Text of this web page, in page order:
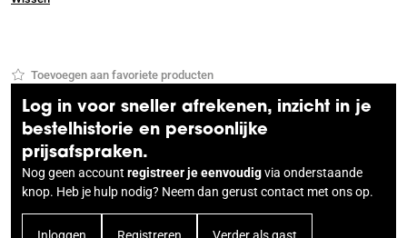
Toevoegen aan favoriete producten
Log in voor sneller afrekenen, inzicht in je
bestelhistorie en persoonlijke
prijsafspraken.
Nog geen account registreer je eenvoudigvia onderstaande
knop. Heb je hulp nodig? Neem dan gerust contact met ons op.